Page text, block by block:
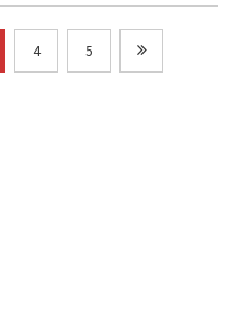
4 5